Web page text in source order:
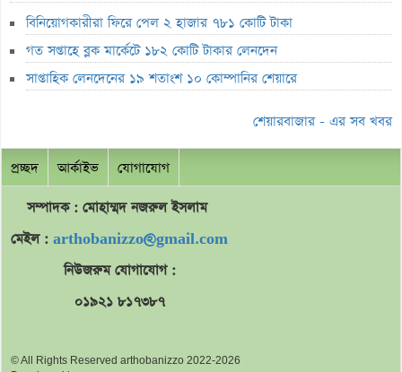
এসআইবিএল থেকেও প্রশাসক প্রত্যাহার
৮০০ কোটি টাকার বন্ড জালিয়াতি তদন্তে সিআইডি
সাপ্তাহিক লুজারের শীর্ষে এস আলম কোল্ড রোল্ড স্টিল
লুজারের শীর্ষে সেনা ইন্স্যুরেন্স
লুজারের শীর্ষে সেনা ইন্স্যুরেন্স
গেইনারের শীর্ষে নিটল ইন্স্যুরেন্স
এসবিএসি ব্যাংকের পরিচালক ১.৮০ কোটি শেয়ার বেচবে
ভরিতে প্রায় ১০ হাজার টাকা বাড়ল স্বর্ণের দাম
বিনিয়োগকারীরা ফিরে পেল ২ হাজার ৭৮১ কোটি টাকা
গত সপ্তাহে ব্লক মার্কেটে ১৮২ কোটি টাকার লেনদেন
সাপ্তাহিক লেনদেনের ১৯ শতাংশ ১০ কোম্পানির শেয়ারে
শেয়ারবাজার - এর সব খবর
প্রচ্ছদ আর্কাইভ যোগাযোগ
সম্পাদক : মোহাম্মদনজরুলইসলাম
মেইল : arthobanizzo@gmail.com
নিউজরুম যোগাযোগ :
০১৯২১ ৮১৭৩৮৭
© All Rights Reserved arthobanizzo 2022-2026